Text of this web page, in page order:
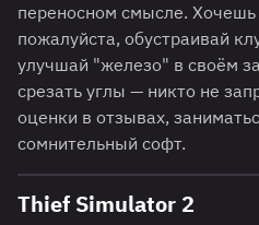
переносном смысле.
пожалуйста, обустраивай
улучшай "железо" в своём
срезать углы — никто не
оценки в отзывах,
сомнительный софт.
Thief Simulator 2